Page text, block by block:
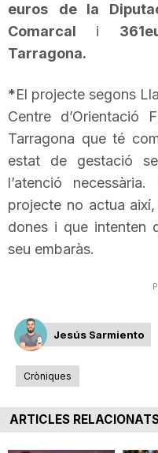
euros
de la
Comarcal i
Tarragona.
*El projecte segons
Centre d’Orientació
Tarragona que té
estat de gestació
l’atenció
projecte no actua
dones i que intenten
seu embaràs.
Jesús Sarmiento
Cròniques
ARTICLES